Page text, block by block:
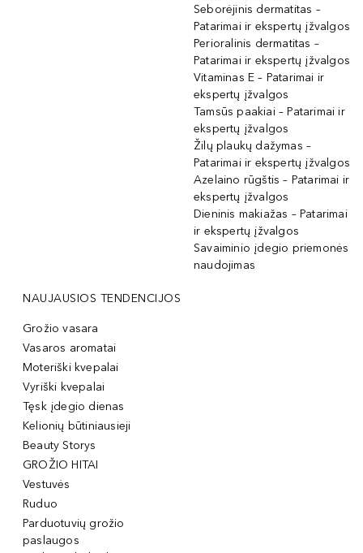
Seborėjinis dermatitas –
Patarimai ir ekspertų įžvalgos
Perioralinis dermatitas –
Patarimai ir ekspertų įžvalgos
Vitaminas E – Patarimai ir
ekspertų įžvalgos
Tamsūs paakiai – Patarimai ir
ekspertų įžvalgos
Žilų plaukų dažymas –
Patarimai ir ekspertų įžvalgos
Azelaino rūgštis – Patarimai ir
ekspertų įžvalgos
Dieninis makiažas – Patarimai
ir ekspertų įžvalgos
Savaiminio įdegio priemonės
naudojimas
NAUJAUSIOS TENDENCIJOS
Grožio vasara
Vasaros aromatai
Moteriški kvepalai
Vyriški kvepalai
Tęsk įdegio dienas
Kelionių būtiniausieji
Beauty Storys
GROŽIO HITAI
Vestuvės
Ruduo
Parduotuvių grožio
paslaugos